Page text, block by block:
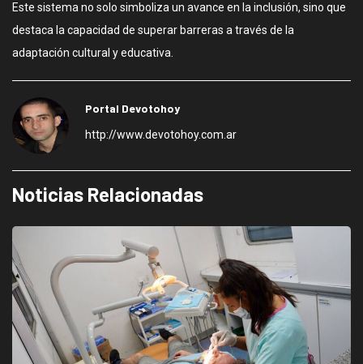
Este sistema no solo simboliza un avance en la inclusión, sino que
destaca la capacidad de superar barreras a través de la
adaptación cultural y educativa.
Portal Devotohoy
http://www.devotohoy.com.ar
Noticias Relacionadas